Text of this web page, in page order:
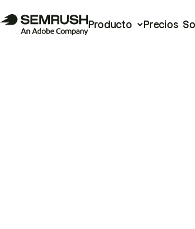
Producto Precios